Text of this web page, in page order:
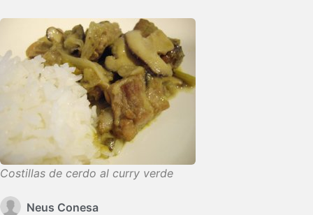
Costillas de cerdo al curry verde
Neus Conesa